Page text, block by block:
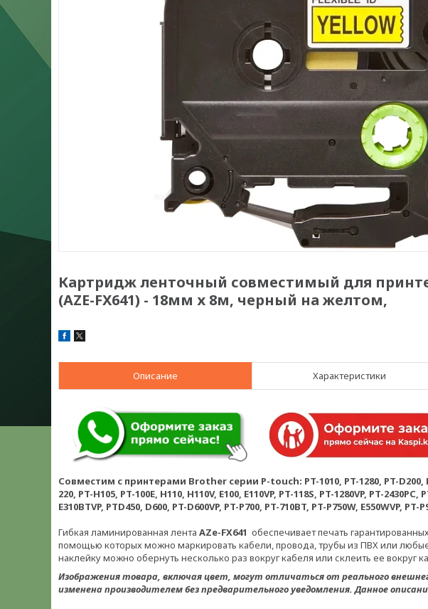
Картридж ленточный совместимый для
(AZE-FX641) - 18мм х 8м, черный на желтом,
Описание Характеристики
Совместим с принтерами Brother серии P-touch: PT-1010, PT-1280, PT-D200,
220, PT-H105, PT-100E, H110, H110V, E100, E110VP, PT-118S, PT-1280VP, PT-2430PC,
E310BTVP, PTD450, D600, PT-D600VP, PT-P700, PT-710BT, PT-P750W, E550WVP, PT-
Гибкая ламинированная лента AZe-FX641 обеспечивает печать
помощью которых можно маркировать кабели, провода, трубы из ПВХ или
наклейку можно обернуть несколько раз вокруг кабеля или склеить ее вокруг
Изображения товара, включая цвет, могут отличаться от реального
изменена производителем без предварительного уведомления. Данное